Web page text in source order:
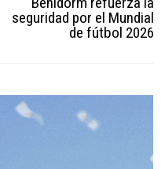
seguridad por el Mundial
de fútbol 2026